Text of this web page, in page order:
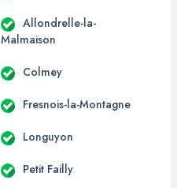
Allondrelle-la-
Malmaison
Colmey
Fresnois-la-Montagne
Longuyon
Petit Failly